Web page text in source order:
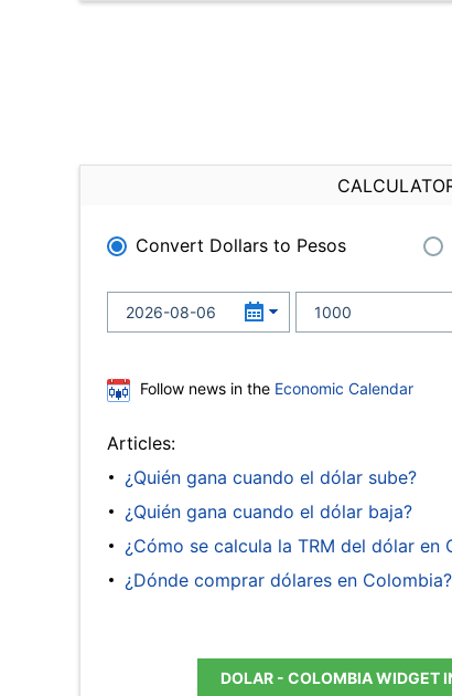
Convert Dollars to Pesos
Follow news in the Economic Calendar
Articles:
¿Quién gana cuando el dólar sube?
¿Quién gana cuando el dólar baja?
¿Cómo se calcula la TRM del dólar en
¿Dónde comprar dólares en Colombia?
DOLAR - COLOMBIA WIDGET